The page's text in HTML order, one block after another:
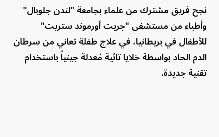
نجح فريق مشترك من علماء بجامعة "لندن جلوبال"
وأطباء من مستشفى "جريت أورموند ستريت"
للأطفال في بريطانيا، في علاج طفلة تعاني من سرطان
الدم الحاد بواسطة خلايا تائية مُعدلة جينياً باستخدام
تقنية جديدة.